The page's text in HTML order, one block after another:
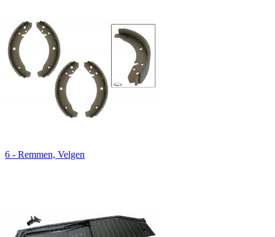
6 - Remmen, Velgen